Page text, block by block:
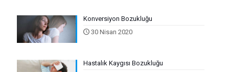
Konversiyon Bozukluğu
30 Nisan 2020
Hastalık Kaygısı Bozukluğu